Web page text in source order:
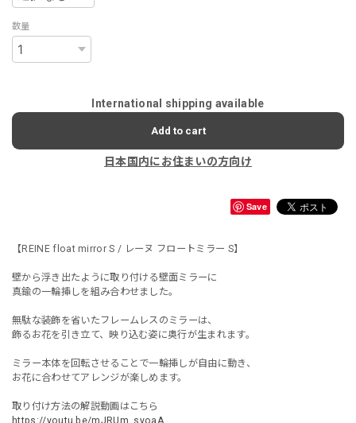
数量
International shipping available
Add to cart
日本国内にお住まいの方向け
Save
【REINE float mirror S / レーヌ フロートミラー S】
壁から浮き出たように取り付ける壁面ミラーに
真鍮の一輪挿しを組み合わせました。
無駄な装飾を省いたフレームレスのミラーは、
飾るお花を引き立て、映り込む姿に奥行が生まれます。
ミラー本体を回転させることで一輪挿しが自由に動き、
お花に合わせてアレンジが楽しめます。
取り付け方法の解説動画はこちら
https://youtu.be/mJRUm_syoaA